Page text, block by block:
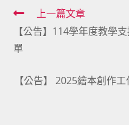
Read
more
articles
上一篇文章
【公告】114學年度教學
單
【公告】 2025繪本創作